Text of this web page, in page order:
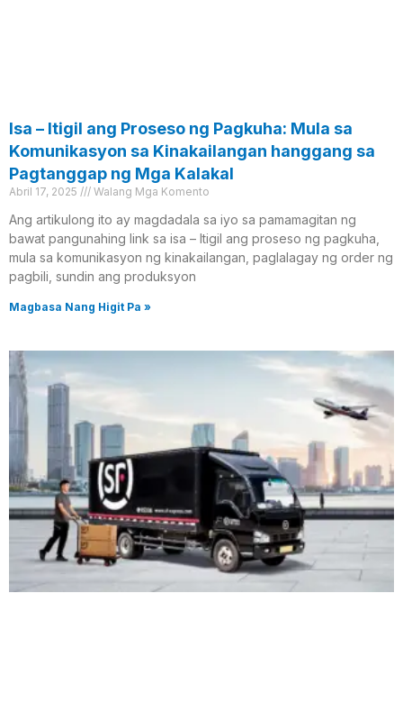
Isa – Itigil ang Proseso ng Pagkuha: Mula sa
Komunikasyon sa Kinakailangan hanggang sa
Pagtanggap ng Mga Kalakal
Abril 17, 2025 Walang Mga Komento
Ang artikulong ito ay magdadala sa iyo sa pamamagitan ng
bawat pangunahing link sa isa – Itigil ang proseso ng pagkuha,
mula sa komunikasyon ng kinakailangan, paglalagay ng order ng
pagbili, sundin ang produksyon
Magbasa Nang Higit Pa »